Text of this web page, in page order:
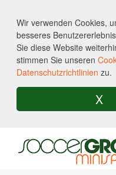
Wir verwenden Cookies,
besseres
Sie diese Website
stimmen Sie unseren
Datenschutzrichtlinien zu.
X